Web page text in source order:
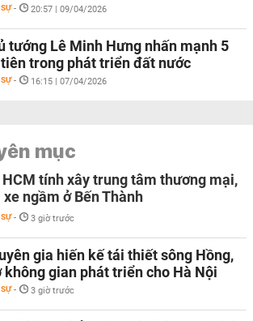
- 20:57 | 09/04/2026
tướng Lê Minh Hưng nhấn mạnh 5
trong phát triển đất nước
- 16:15 | 07/04/2026
mục
HCM tính xây trung tâm thương mại,
xe ngầm ở Bến Thành
- 3 giờ trước
gia hiến kế tái thiết sông Hồng,
không gian phát triển cho Hà Nội
- 3 giờ trước